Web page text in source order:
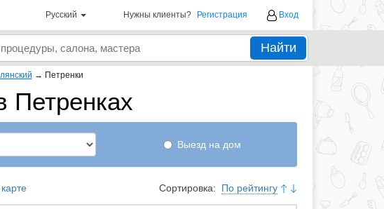
Русский Нужны клиенты? Регистрация Вход
Найти
→ Петренки
Петренках
Выезд на дом
Сортировка: По рейтингу